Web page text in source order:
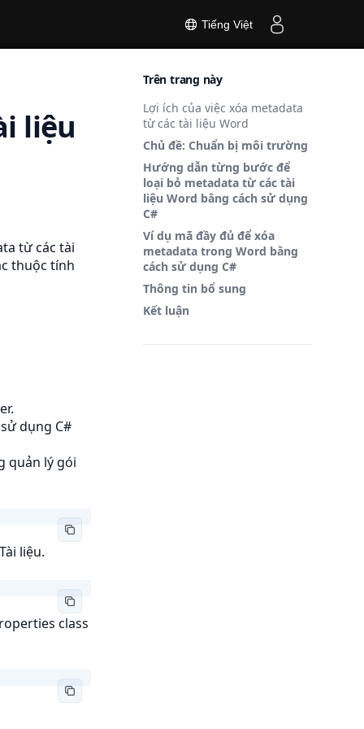
Tiếng Việt
Trên trang này
Lợi ích của việc xóa metadata
từ các tài liệu Word
Chủ đề: Chuẩn bị môi trường
Hướng dẫn từng bước để
loại bỏ metadata từ các tài
liệu Word bằng cách sử dụng
C#
Ví dụ mã đầy đủ để xóa
metadata trong Word bằng
cách sử dụng C#
Thông tin bổ sung
Kết luận
liệu
từ các tài
thuộc tính
dụng C#
quản lý gói
liệu.
class